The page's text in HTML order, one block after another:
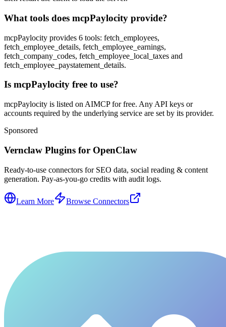
What tools does mcpPaylocity provide?
mcpPaylocity provides 6 tools: fetch_employees,
fetch_employee_details, fetch_employee_earnings,
fetch_company_codes, fetch_employee_local_taxes and
fetch_employee_paystatement_details.
Is mcpPaylocity free to use?
mcpPaylocity is listed on AIMCP for free. Any API keys or
accounts required by the underlying service are set by its provider.
Sponsored
Vernclaw Plugins for OpenClaw
Ready-to-use connectors for SEO data, social reading & content
generation. Pay-as-you-go credits with audit logs.
Learn More Browse Connectors